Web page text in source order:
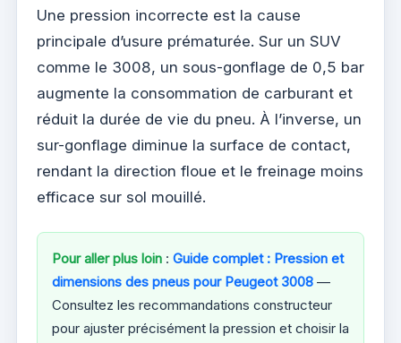
Une pression incorrecte est la cause
principale d’usure prématurée. Sur un SUV
comme le 3008, un sous-gonflage de 0,5 bar
augmente la consommation de carburant et
réduit la durée de vie du pneu. À l’inverse, un
sur-gonflage diminue la surface de contact,
rendant la direction floue et le freinage moins
efficace sur sol mouillé.
Pour aller plus loin : Guide complet : Pression et
dimensions des pneus pour Peugeot 3008 —
Consultez les recommandations constructeur
pour ajuster précisément la pression et choisir la